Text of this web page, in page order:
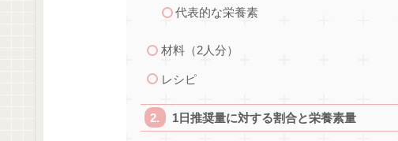
代表的な栄養素
材料（2人分）
レシピ
1日推奨量に対する割合と栄養素量